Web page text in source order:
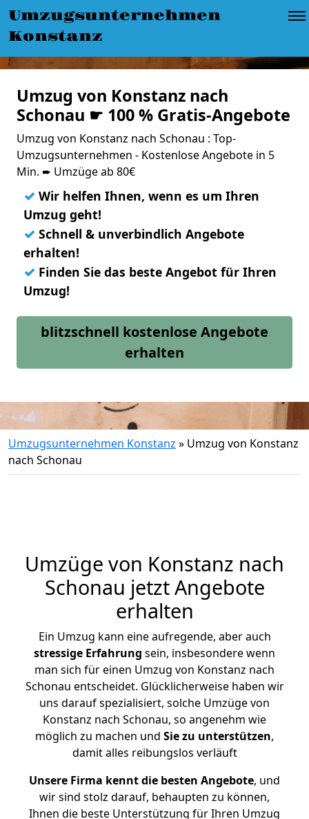
Umzugsunternehmen
Konstanz
Umzug von Konstanz nach
Schonau ☛ 100 % Gratis-Angebote
Umzug von Konstanz nach Schonau : Top-
Umzugsunternehmen - Kostenlose Angebote in 5
Min. ➨ Umzüge ab 80€
✓ Wir helfen Ihnen, wenn es um Ihren
Umzug geht!
✓ Schnell & unverbindlich Angebote
erhalten!
✓ Finden Sie das beste Angebot für Ihren
Umzug!
blitzschnell kostenlose Angebote
erhalten
Umzugsunternehmen Konstanz » Umzug von Konstanz
nach Schonau
Umzüge von Konstanz nach
Schonau jetzt Angebote
erhalten
Ein Umzug kann eine aufregende, aber auch
stressige Erfahrung sein, insbesondere wenn
man sich für einen Umzug von Konstanz nach
Schonau entscheidet. Glücklicherweise haben wir
uns darauf spezialisiert, solche Umzüge von
Konstanz nach Schonau, so angenehm wie
möglich zu machen und Sie zu unterstützen,
damit alles reibungslos verläuft
Unsere Firma kennt die besten Angebote, und
wir sind stolz darauf, behaupten zu können,
Ihnen die beste Unterstützung für Ihren Umzug